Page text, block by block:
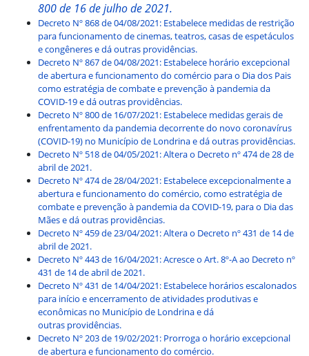
800 de 16 de julho de 2021.
Decreto Nº 868 de 04/08/2021: Estabelece medidas de restrição
para funcionamento de cinemas, teatros, casas de espetáculos
e congêneres e dá outras providências.
Decreto Nº 867 de 04/08/2021: Estabelece horário excepcional
de abertura e funcionamento do comércio para o Dia dos Pais
como estratégia de combate e prevenção à pandemia da
COVID-19 e dá outras providências.
Decreto Nº 800 de 16/07/2021: Estabelece medidas gerais de
enfrentamento da pandemia decorrente do novo coronavírus
(COVID-19) no Município de Londrina e dá outras providências.
Decreto Nº 518 de 04/05/2021: Altera o Decreto nº 474 de 28 de
abril de 2021.
Decreto Nº 474 de 28/04/2021: Estabelece excepcionalmente a
abertura e funcionamento do comércio, como estratégia de
combate e prevenção à pandemia da COVID-19, para o Dia das
Mães e dá outras providências.
Decreto Nº 459 de 23/04/2021: Altera o Decreto nº 431 de 14 de
abril de 2021.
Decreto Nº 443 de 16/04/2021: Acresce o Art. 8º-A ao Decreto nº
431 de 14 de abril de 2021.
Decreto Nº 431 de 14/04/2021: Estabelece horários escalonados
para início e encerramento de atividades produtivas e
econômicas no Município de Londrina e dá
outras providências.
Decreto Nº 203 de 19/02/2021: Prorroga o horário excepcional
de abertura e funcionamento do comércio.